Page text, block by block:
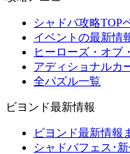
シャドバ攻略TOP
イベントの最新情
ヒーローズ・オブ
アディショナルカ
全パズル一覧
ビヨンド最新情報
ビヨンド最新情報
シャドバフェス･